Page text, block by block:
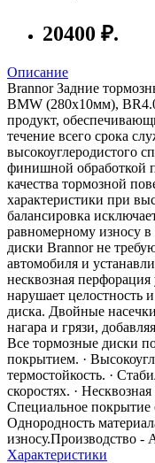
20400 ₽.
Описание
Brannor Задние
BMW (280x10мм),
продукт,
течение всего срока
высокоуглеродистого
финишной обработкой
качества тормозной
характеристики при
балансировка
равномерному износу
диски Brannor не
автомобиля и
несквозная
нарушает целостность
диска. Двойные
нагара и грязи,
Все тормозные диски
покрытием. ·
термостойкость. ·
скоростях. ·
Специальное покрытие
Однородность
износу.Производство -
Характеристики